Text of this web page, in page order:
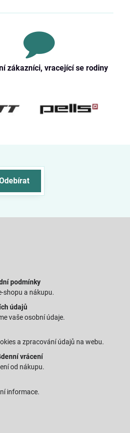
zákazníci, vracející se rodiny
podmínky
shopu a nákupu.
údajů
vaše osobní údaje.
a zpracování údajů na webu.
vrácení
od nákupu.
informace.